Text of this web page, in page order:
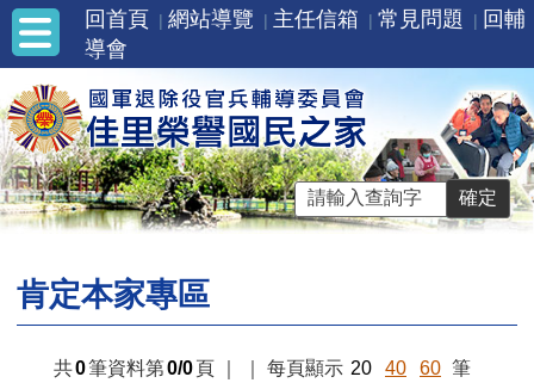
回首頁 網站導覽 主任信箱 常見問題
回輔
導會
肯定本家專區
共0筆資料第0/0頁 每頁顯示 20 40 60 筆